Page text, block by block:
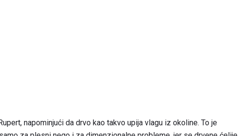
napominjući da drvo kao takvo upija vlagu iz okoline. To je